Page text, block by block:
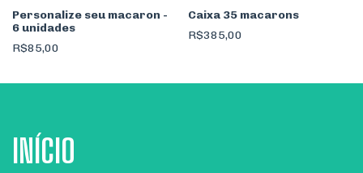
Personalize seu macaron -
6 unidades
R$85,00
Caixa 35 macarons
R$385,00
INÍCIO